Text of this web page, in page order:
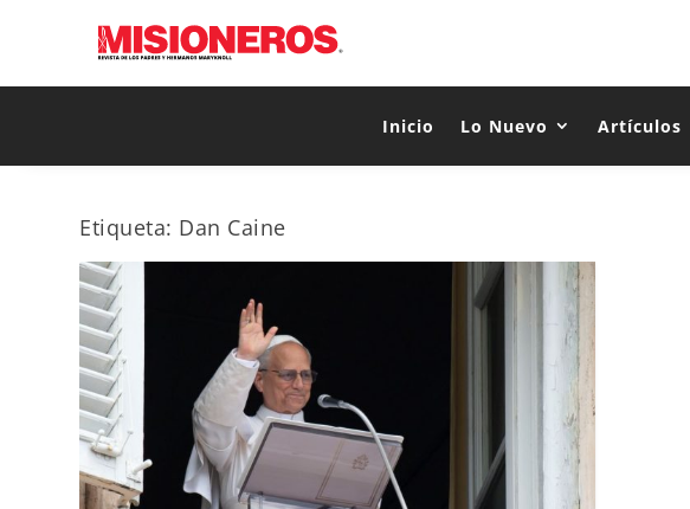
Inicio Lo Nuevo Artículos
Etiqueta: Dan Caine